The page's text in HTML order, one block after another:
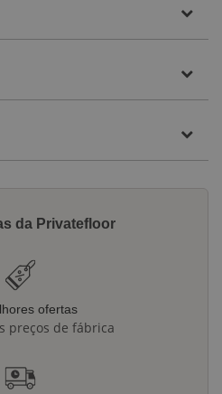
da Privatefloor
ofertas
preços de fábrica